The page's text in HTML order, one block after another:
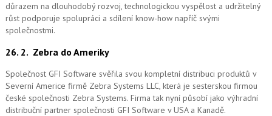
důrazem na dlouhodobý rozvoj, technologickou vyspělost a udržitelný
růst podporuje spolupráci a sdílení know-how napříč svými
společnostmi.
26. 2. Zebra do Ameriky
Společnost GFI Software svěřila svou kompletní distribuci produktů v
Severní Americe firmě Zebra Systems LLC, která je sesterskou firmou
české společnosti Zebra Systems. Firma tak nyní působí jako výhradní
distribuční partner společnosti GFI Software v USA a Kanadě.